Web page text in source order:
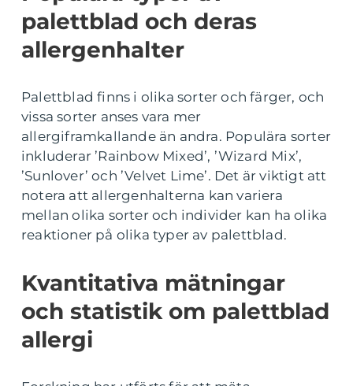
palettblad och deras
allergenhalter
Palettblad finns i olika sorter och färger, och
vissa sorter anses vara mer
allergiframkallande än andra. Populära sorter
inkluderar ’Rainbow Mixed’, ’Wizard Mix’,
’Sunlover’ och ’Velvet Lime’. Det är viktigt att
notera att allergenhalterna kan variera
mellan olika sorter och individer kan ha olika
reaktioner på olika typer av palettblad.
Kvantitativa mätningar
och statistik om palettblad
allergi